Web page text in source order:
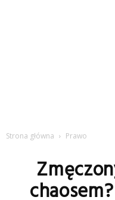
Strona główna Prawo